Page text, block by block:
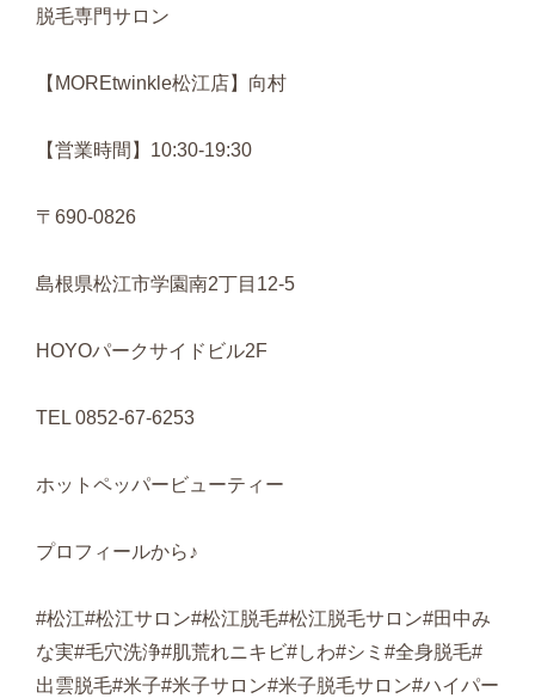
脱毛専門サロン
【MOREtwinkle松江店】向村
【営業時間】10:30-19:30
〒690-0826
島根県松江市学園南2丁目12-5
HOYOパークサイドビル2F
TEL 0852-67-6253
ホットペッパービューティー
プロフィールから♪
#松江#松江サロン#松江脱毛#松江脱毛サロン#田中み
な実#毛穴洗浄#肌荒れニキビ#しわ#シミ#全身脱毛#
出雲脱毛#米子#米子サロン#米子脱毛サロン#ハイパー